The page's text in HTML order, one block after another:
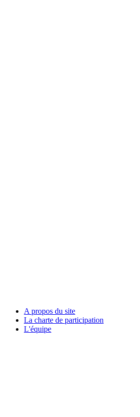
A propos du site
La charte de participation
L'équipe